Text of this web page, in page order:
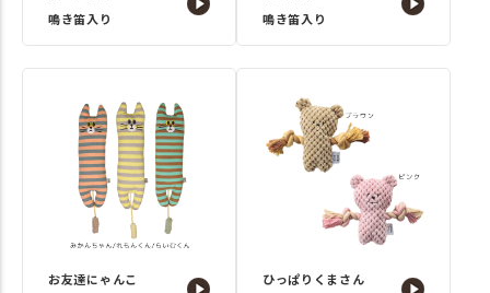
鳴き笛入り
鳴き笛入り
お友達にゃんこ
ひっぱりくまさん